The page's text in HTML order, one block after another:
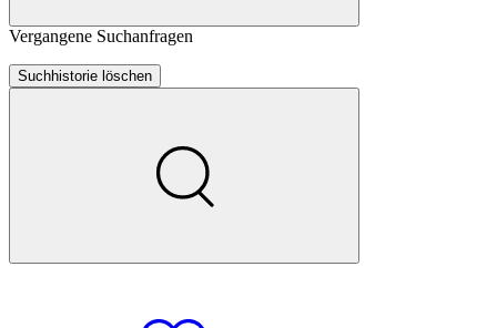
Vergangene Suchanfragen
Suchhistorie löschen